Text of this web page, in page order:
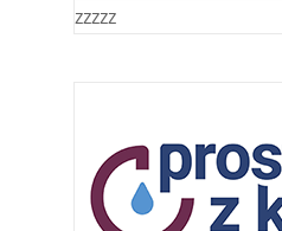
zzzzz